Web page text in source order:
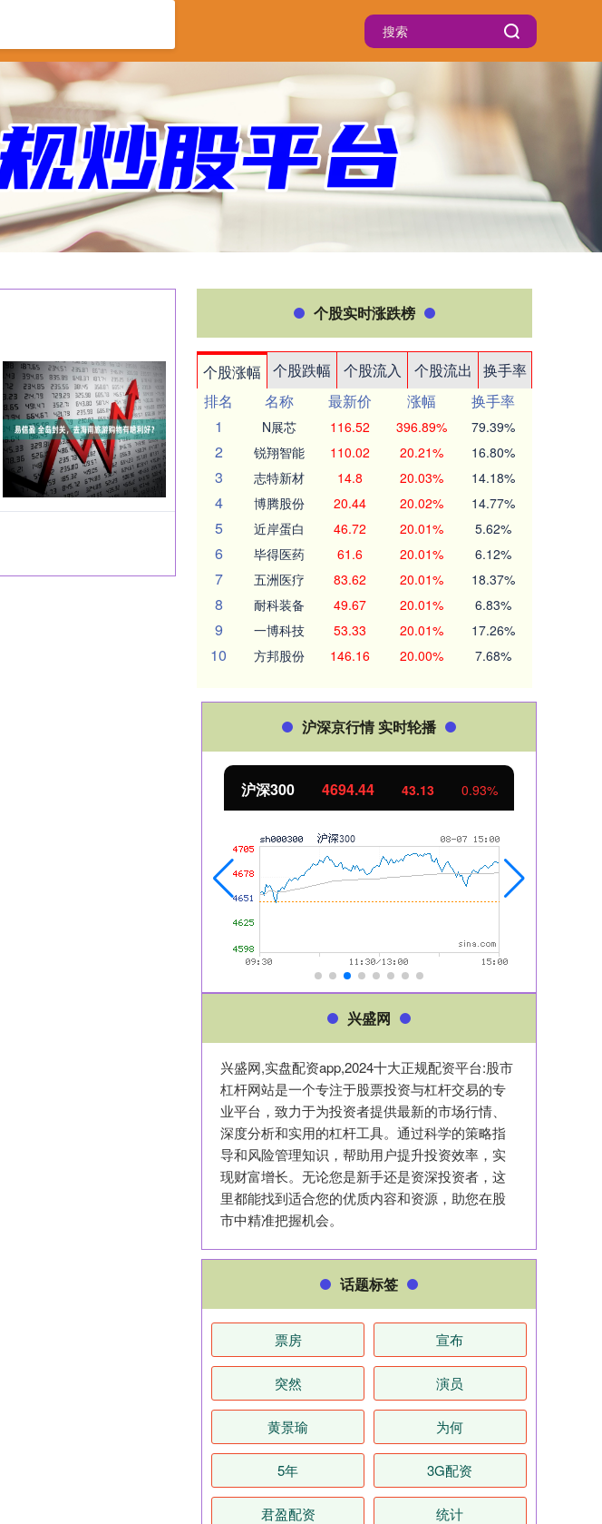
个股实时涨跌榜
个股涨幅 个股跌幅 个股流入 个股流出
换手率
排名
名称 最新价 涨幅
换手率
1
N展芯 116.52 396.89% 79.39%
2 锐翔智能 110.02 20.21% 16.80%
3 志特新材 14.8 20.03% 14.18%
4 博腾股份 20.44 20.02% 14.77%
5 近岸蛋白 46.72 20.01% 5.62%
6 毕得医药 61.6 20.01% 6.12%
7 五洲医疗 83.62 20.01% 18.37%
8 耐科装备 49.67 20.01% 6.83%
9 一博科技 53.33 20.01% 17.26%
10 方邦股份 146.16 20.00% 7.68%
沪深京行情 实时轮播
沪深300 4694.44 43.13 0.93%
兴盛网
兴盛网,实盘配资app,2024十大正规配资平台:股市
杠杆网站是一个专注于股票投资与杠杆交易的专
业平台，致力于为投资者提供最新的市场行情、
深度分析和实用的杠杆工具。通过科学的策略指
导和风险管理知识，帮助用户提升投资效率，实
现财富增长。无论您是新手还是资深投资者，这
里都能找到适合您的优质内容和资源，助您在股
市中精准把握机会。
话题标签
票房 宣布
突然 演员
黄景瑜 为何
5年 3G配资
君盈配资 统计